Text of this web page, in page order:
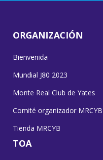
ORGANIZACIÓN
Bienvenida
Mundial J80 2023
Monte Real Club de Yates
Comité organizador MRCYB
Tienda MRCYB
TOA